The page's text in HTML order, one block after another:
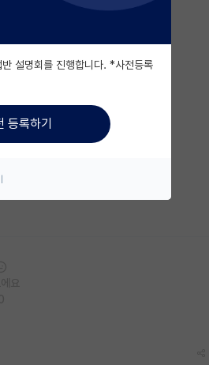
갈지(SSH라인인데 실적이 별로)
설명회를 진행합니다. *사전등록
등록하기